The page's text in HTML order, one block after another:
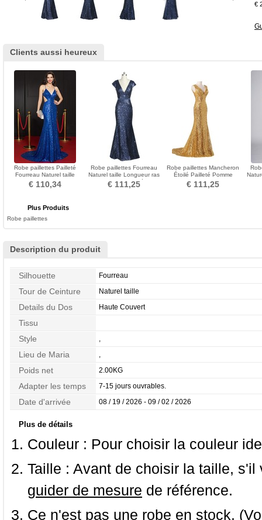
€
Clients aussi heureux
Robe paillettes Pailleté
Fourreau Naturel taille
Longue Sans Manches
€ 110,34
Robe paillettes Fourreau
Naturel taille Longueur ras
du Sol Pailleté
€ 111,25
Robe paillettes Mancheron
Étoilé Pailleté Pomme
Fourreau Lacet
€ 111,25
Plus Produits
Robe paillettes
Description du produit
Silhouette Fourreau
Tour de Ceinture Naturel taille
Details du Dos Haute Couvert
Tissu
Style
,
Lieu de Maria ,
Poids net 2.00KG
Adapter les temps 7-15 jours ouvrables.
Date d'arrivée 08 / 19 / 2026 - 09 / 02 / 2026
Plus de détails
Couleur : Pour choisir la couleur
Taille : Avant de choisir la taille,
guider de mesure de référence.
Ce n'est pas une robe en stock.